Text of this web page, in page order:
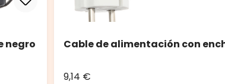
negro Cable de alimentación con
9,14 €